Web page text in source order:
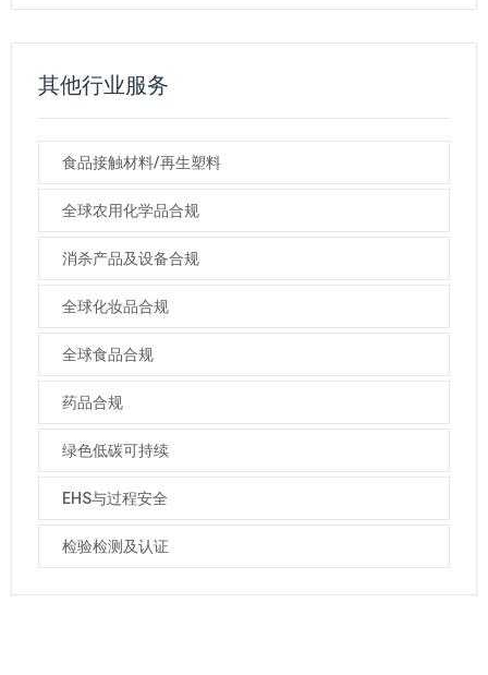
其他行业服务
食品接触材料/再生塑料
全球农用化学品合规
消杀产品及设备合规
全球化妆品合规
全球食品合规
药品合规
绿色低碳可持续
EHS与过程安全
检验检测及认证